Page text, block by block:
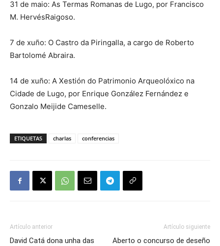
31 de maio: As Termas Romanas de Lugo, por Francisco
M. HervésRaigoso.
7 de xuño: O Castro da Piringalla, a cargo de Roberto
Bartolomé Abraira.
14 de xuño: A Xestión do Patrimonio Arqueolóxico na
Cidade de Lugo, por Enrique González Fernández e
Gonzalo Meijide Cameselle.
ETIQUETAS charlas conferencias
Artículo anterior
David Catá dona unha das
Artículo siguiente
Aberto o concurso de deseño